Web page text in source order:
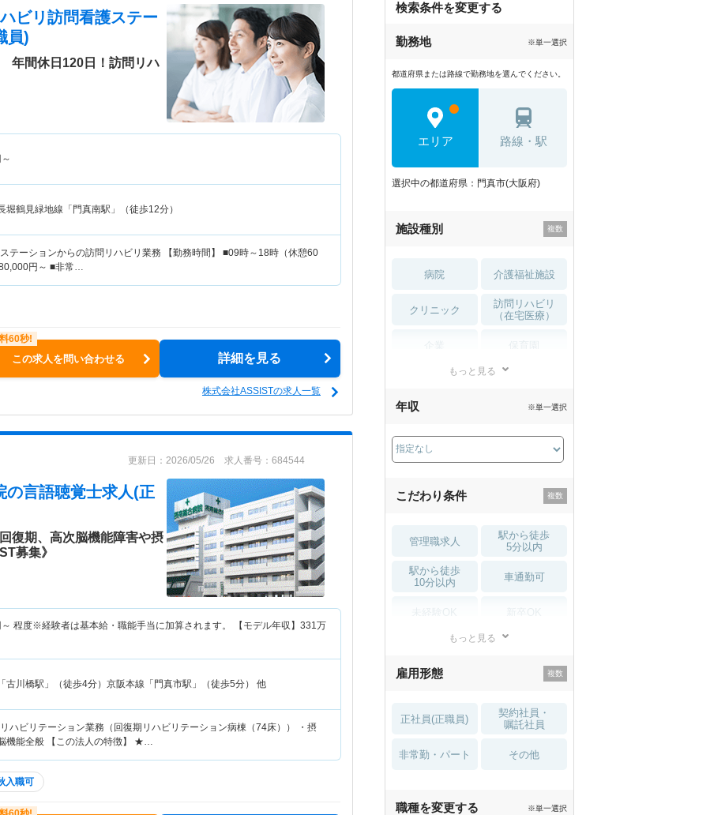
ビリ訪問看護ステー
員)
年間休日120日！訪問リハ
堀鶴見緑地線「門真南駅」（徒歩12分）
ステーションからの訪問リハビリ業務 【勤務時間】 ■09時～18時（休憩60
円～ ■非常…
この求人を問い合わせる 詳細を見る
株式会社ASSISTの求人一覧
更新日：2026/05/26 求人番号：684544
の言語聴覚士求人(正
復期、高次脳機能障害や摂
募集》
程度※経験者は基本給・職能手当に加算されます。 【モデル年収】 331万
古川橋駅」（徒歩4分）京阪本線「門真市駅」（徒歩5分） 他
リハビリテーション業務（回復期リハビリテーション病棟（74床）） ・摂
機能全般 【この法人の特徴】 ★…
入職可
検索条件を変更する
勤務地 ※単一選択
都道府県または路線で勤務地を選んでください。
エリア 路線・駅
選択中の都道府県：門真市(大阪府)
施設種別
病院 介護福祉施設
クリニック
訪問リハビリ
（在宅医療）
薬局・
もっと見る
年収 ※単一選択
こだわり条件
管理職求人
駅から徒歩
5分以内
駅から徒歩
10分以内
車通勤可
住宅手当・補助
土日祝休 無資格 OK
積極採用中 WEB面接OK
もっと見る
雇用形態
正社員(正職員)
契約社員・
嘱託社員
非常勤・パート その他
職種を変更する ※単一選択